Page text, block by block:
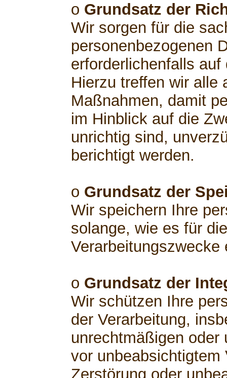
o Grundsatz der
Wir sorgen für die
personenbezogenen
erforderlichenfalls
Hierzu treffen wir alle
Maßnahmen, damit
im Hinblick auf die
unrichtig sind,
berichtigt werden.
o Grundsatz der
Wir speichern Ihre
solange, wie es für
Verarbeitungszwecke
o Grundsatz der
Wir schützen Ihre
der Verarbeitung,
unrechtmäßigen oder
vor unbeabsichtigtem
Zerstörung oder